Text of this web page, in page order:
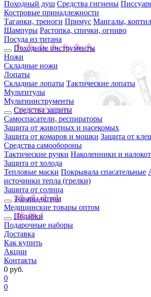
Походный душ Средства гигиены
Костровые принадлежности
Таганки, треноги Примус Мангалы,
Шампуры Растопка, спички, огниво
Посуда из титана
Походные инструменты
Ножи
Складные ножи
Лопаты
Складные лопаты Тактические лопаты
Мультитулы
Мультиинструменты
Средства защиты
Самоспасатели, респираторы
Защита от животных и насекомых
Защита от комаров и мошки Защита от
Средства самообороны
Тактические ручки Наколенники и
Защита от холода
Тепловые маски Покрывала спасательные
источники тепла (грелки)
Защита от солнца
Товары оптом
Медицинские товары оптом
Подарки
Подарочные наборы
Доставка
Как купить
Акции
Контакты
0 руб.
0
0